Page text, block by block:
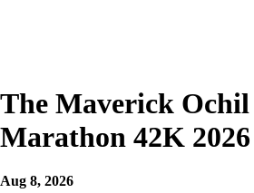
The Maverick
Marathon 42K 2026
Aug 8, 2026